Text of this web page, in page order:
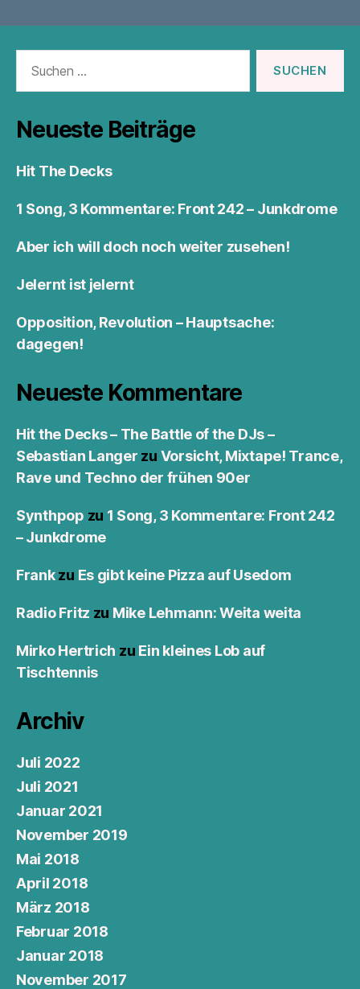
Beiträge
nach:
Neueste Beiträge
Hit The Decks
1 Song, 3 Kommentare: Front 242 – Junkdrome
Aber ich will doch noch weiter zusehen!
Jelernt ist jelernt
Opposition, Revolution – Hauptsache:
dagegen!
Neueste Kommentare
Hit the Decks – The Battle of the DJs –
Sebastian Langer zu Vorsicht, Mixtape! Trance,
Rave und Techno der frühen 90er
Synthpop zu 1 Song, 3 Kommentare: Front 242
– Junkdrome
Frankzu Es gibt keine Pizza auf Usedom
Radio Fritz zu Mike Lehmann: Weita weita
Mirko Hertrich zu Ein kleines Lob auf
Tischtennis
Archiv
Juli 2022
Juli 2021
Januar 2021
November 2019
Mai 2018
April 2018
März 2018
Februar 2018
Januar 2018
November 2017